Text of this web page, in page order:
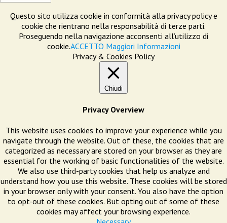
Questo sito utilizza cookie in conformità alla privacy policy e
cookie che rientrano nella responsabilità di terze parti.
Proseguendo nella navigazione acconsenti all’utilizzo di
cookie.ACCETTO Maggiori Informazioni
Privacy & Cookies Policy
Chiudi
Privacy Overview
This website uses cookies to improve your experience while you
navigate through the website. Out of these, the cookies that are
categorized as necessary are stored on your browser as they are
essential for the working of basic functionalities of the website.
We also use third-party cookies that help us analyze and
understand how you use this website. These cookies will be stored
in your browser only with your consent. You also have the option
to opt-out of these cookies. But opting out of some of these
cookies may affect your browsing experience.